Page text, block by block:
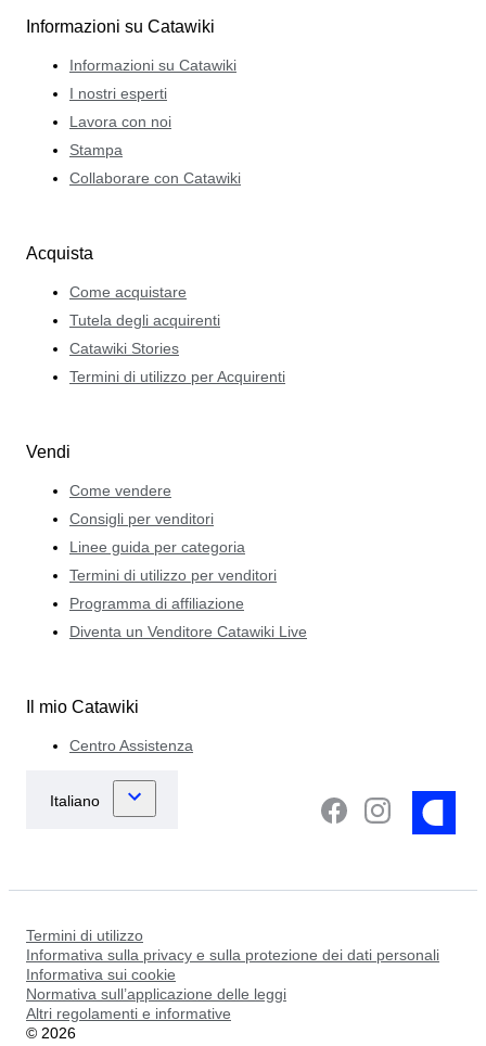
Informazioni su Catawiki
Informazioni su Catawiki
I nostri esperti
Lavora con noi
Stampa
Collaborare con Catawiki
Acquista
Come acquistare
Tutela degli acquirenti
Catawiki Stories
Termini di utilizzo per Acquirenti
Vendi
Come vendere
Consigli per venditori
Linee guida per categoria
Termini di utilizzo per venditori
Programma di affiliazione
Diventa un Venditore Catawiki Live
Il mio Catawiki
Centro Assistenza
Termini di utilizzo
Informativa sulla privacy e sulla protezione dei dati personali
Informativa sui cookie
Normativa sull’applicazione delle leggi
Altri regolamenti e informative
© 2026